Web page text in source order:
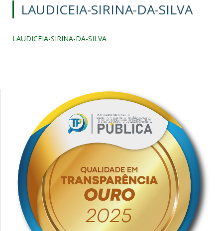
LAUDICEIA-SIRINA-DA-SILVA
LAUDICEIA-SIRINA-DA-SILVA